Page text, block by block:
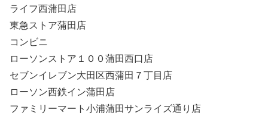
ライフ西蒲田店
東急ストア蒲田店
コンビニ
ローソンストア１００蒲田西口店
セブンイレブン大田区西蒲田７丁目店
ローソン西鉄イン蒲田店
ファミリーマート小浦蒲田サンライズ通り店